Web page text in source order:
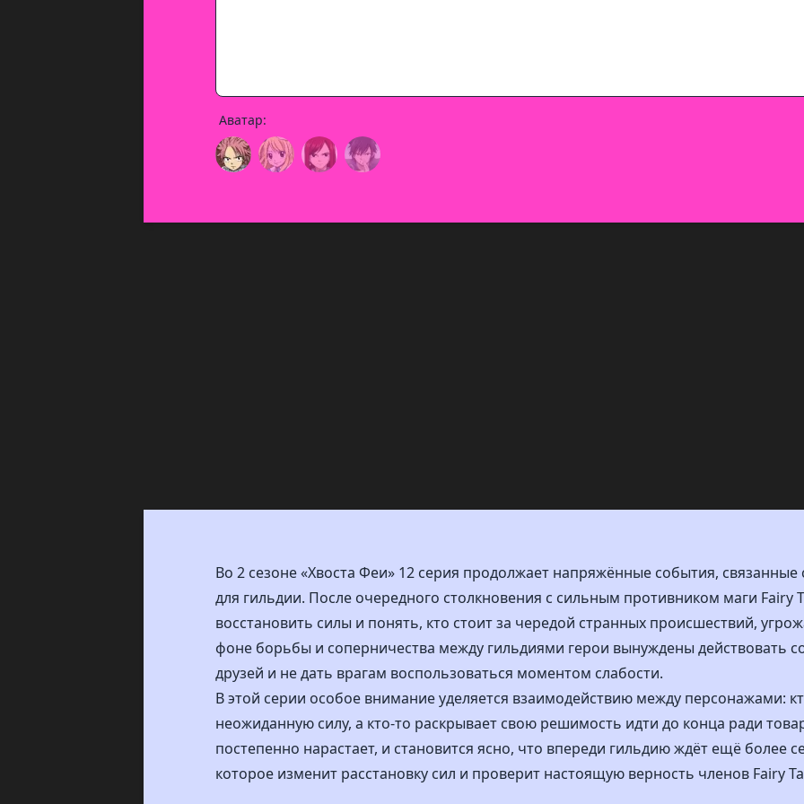
Аватар:
Во 2 сезоне «Хвоста Феи» 12 серия продолжает напряжённые события,
для гильдии. После очередного столкновения с сильным противником маги Fairy
восстановить силы и понять, кто стоит за чередой странных происшествий,
фоне борьбы и соперничества между гильдиями герои вынуждены действовать
друзей и не дать врагам воспользоваться моментом слабости.
В этой серии особое внимание уделяется взаимодействию между персонажами:
неожиданную силу, а кто-то раскрывает свою решимость идти до конца ради
постепенно нарастает, и становится ясно, что впереди гильдию ждёт ещё более
которое изменит расстановку сил и проверит настоящую верность членов Fairy